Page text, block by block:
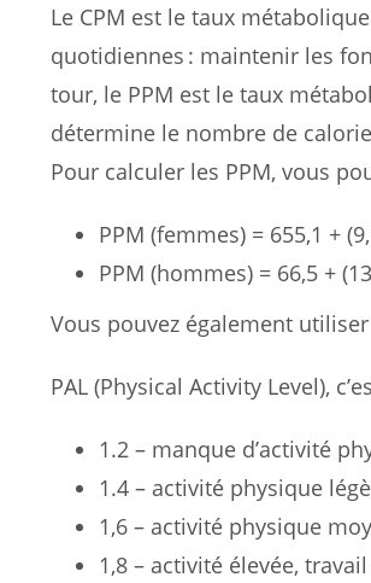
Le CPM est le taux
quotidiennes : maintenir les
tour, le PPM est le taux
détermine le nombre de
Pour calculer les PPM, vous
PPM (femmes) = 655,1 +
PPM (hommes) = 66,5 +
Vous pouvez également
PAL (Physical Activity Level),
1.2 – manque d’activité
1.4 – activité physique
1,6 – activité physique
1,8 – activité élevée,